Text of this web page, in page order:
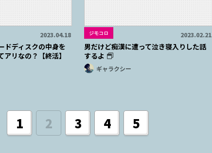
2023.04.18
ドディスクの中身を
リなの？【終活】
ジモコロ 2023.02.21
男だけど痴漢に遭って泣き寝入りした話
するよ
ギャラクシー
1 2 3 4 5